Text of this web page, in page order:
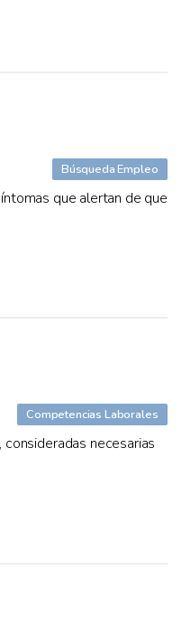
Búsqueda Empleo
que alertan de que
Competencias Laborales
necesarias